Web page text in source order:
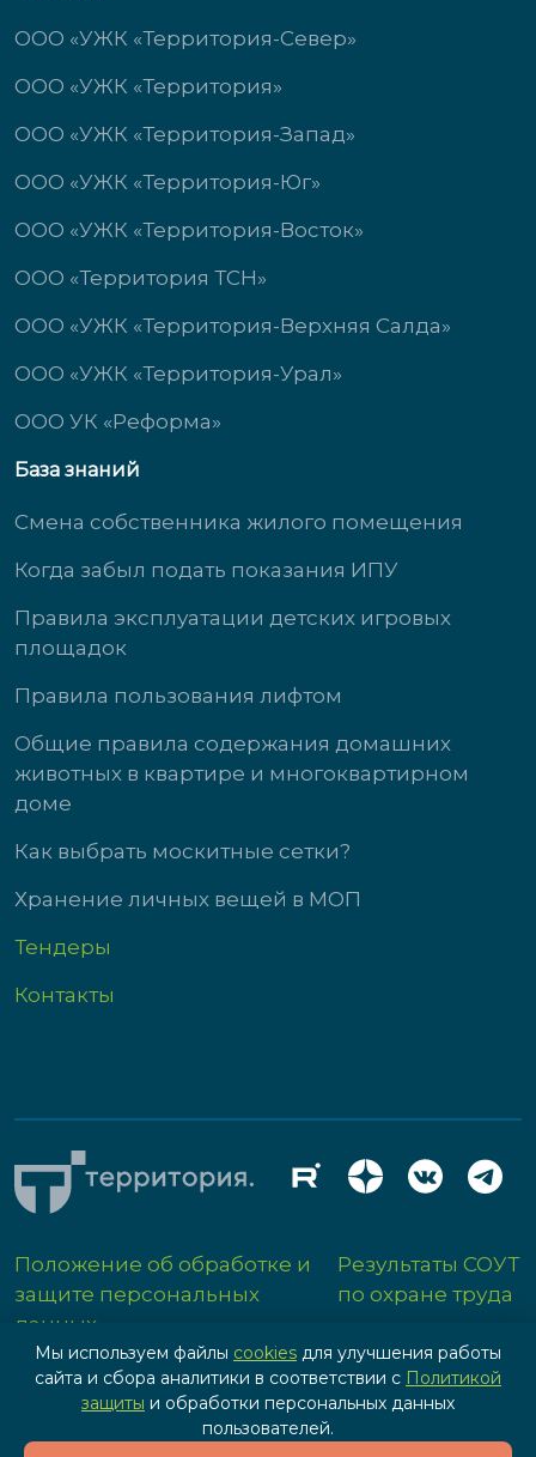
ООО «УЖК «Территория-Север»
ООО «УЖК «Территория»
ООО «УЖК «Территория-Запад»
ООО «УЖК «Территория-Юг»
ООО «УЖК «Территория-Восток»
ООО «Территория ТСН»
ООО «УЖК «Территория-Верхняя Салда»
ООО «УЖК «Территория-Урал»
ООО УК «Реформа»
База знаний
Смена собственника жилого помещения
Когда забыл подать показания ИПУ
Правила эксплуатации детских игровых
площадок
Правила пользования лифтом
Общие правила содержания домашних
животных в квартире и многоквартирном
доме
Как выбрать москитные сетки?
Хранение личных вещей в МОП
Тендеры
Контакты
Положение об обработке и
защите персональных
данных
Результаты СОУТ
по охране труда
Мы используем файлы cookies для улучшения работы
сайта и сбора аналитики в соответствии с Политикой
защиты и обработки персональных данных
пользователей.